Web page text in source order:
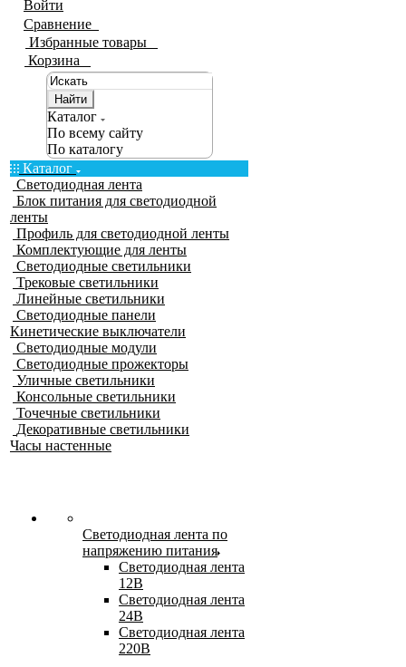
Войти
Сравнение
Избранные товары
Корзина
Найти
Каталог
По всему сайту
По каталогу
Каталог
Светодиодная лента
Блок питания для светодиодной
ленты
Профиль для светодиодной ленты
Комплектующие для ленты
Светодиодные светильники
Трековые светильники
Линейные светильники
Светодиодные панели
Кинетические выключатели
Светодиодные модули
Светодиодные прожекторы
Уличные светильники
Консольные светильники
Точечные светильники
Декоративные светильники
Часы настенные
Светодиодная лента по
напряжению питания
Светодиодная лента
12В
Светодиодная лента
24В
Светодиодная лента
220В